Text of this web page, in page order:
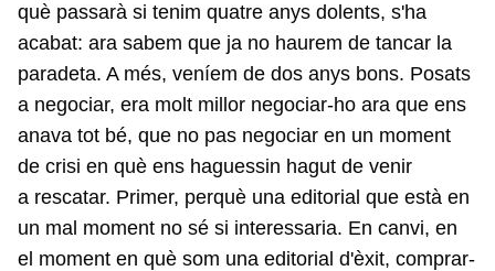
què passarà si tenim quatre anys dolents, s'ha
acabat: ara sabem que ja no haurem de tancar la
paradeta. A més, veníem de dos anys bons. Posats
a negociar, era molt millor negociar-ho ara que ens
anava tot bé, que no pas negociar en un moment
de crisi en què ens haguessin hagut de venir
a rescatar. Primer, perquè una editorial que està en
un mal moment no sé si interessaria. En canvi, en
el moment en què som una editorial d'èxit, comprar-